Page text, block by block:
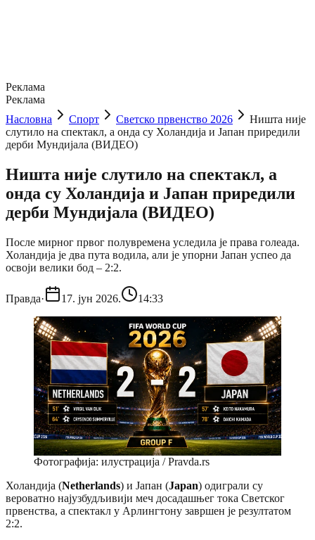
Реклама
Реклама
Насловна
Спорт Светско првенство 2026
Ништа није
слутило на спектакл, а онда су Холандија и Јапан приредили
дерби Мундијала (ВИДЕО)
Ништа није слутило на спектакл, а
онда су Холандија и Јапан приредили
дерби Мундијала (ВИДЕО)
После мирног првог полувремена уследила је права голеада.
Холандија је два пута водила, али је упорни Јапан успео да
освоји велики бод – 2:2.
Правда· 17. јун 2026. 14:33
Фотографија: илустрација / Pravda.rs
Холандија (Netherlands) и Јапан (Japan) одиграли су
вероватно најузбудљивији меч досадашњег тока Светског
првенства, а спектакл у Арлингтону завршен је резултатом
2:2.